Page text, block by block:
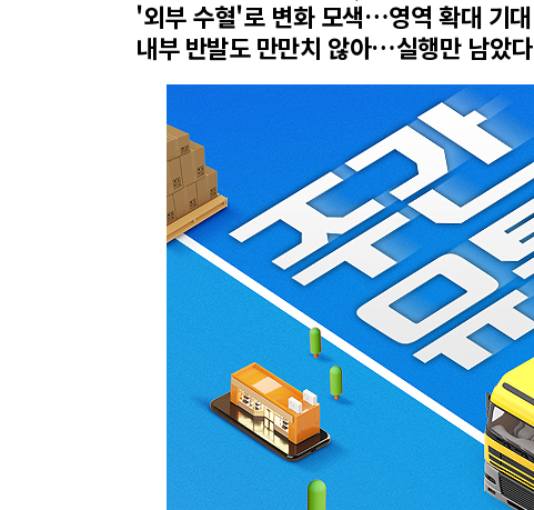
'외부 수혈'로 변화 모색…영역 확대 기대
내부 반발도 만만치 않아…실행만 남았다